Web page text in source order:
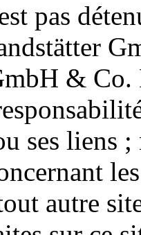
pas
& Co.
ses liens ;
autre